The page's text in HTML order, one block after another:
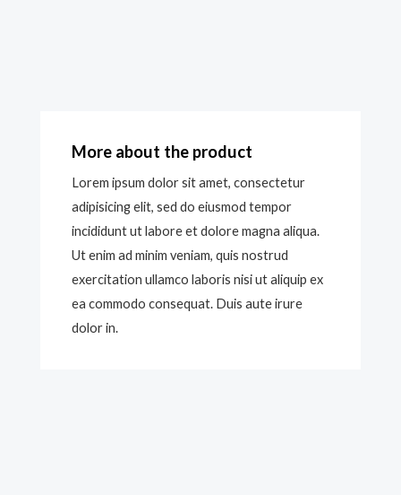
More about the product
Lorem ipsum dolor sit amet, consectetur
adipisicing elit, sed do eiusmod tempor
incididunt ut labore et dolore magna aliqua.
Ut enim ad minim veniam, quis nostrud
exercitation ullamco laboris nisi ut aliquip ex
ea commodo consequat. Duis aute irure
dolor in.